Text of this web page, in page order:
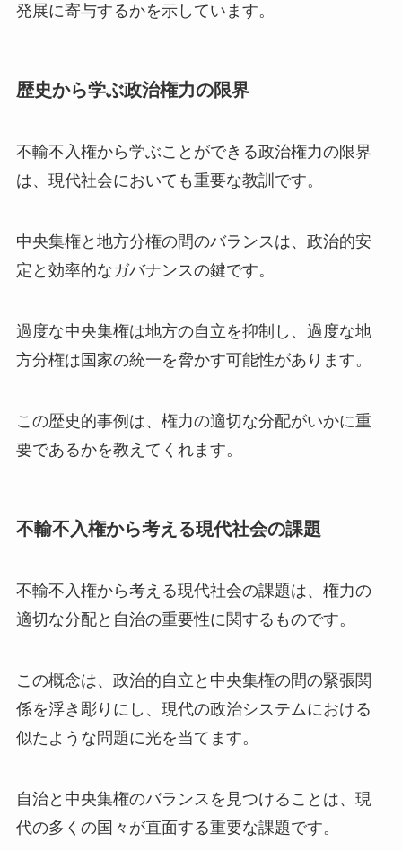
発展に寄与するかを示しています。
歴史から学ぶ政治権力の限界
不輸不入権から学ぶことができる政治権力の限界
は、現代社会においても重要な教訓です。
中央集権と地方分権の間のバランスは、政治的安
定と効率的なガバナンスの鍵です。
過度な中央集権は地方の自立を抑制し、過度な地
方分権は国家の統一を脅かす可能性があります。
この歴史的事例は、権力の適切な分配がいかに重
要であるかを教えてくれます。
不輸不入権から考える現代社会の課題
不輸不入権から考える現代社会の課題は、権力の
適切な分配と自治の重要性に関するものです。
この概念は、政治的自立と中央集権の間の緊張関
係を浮き彫りにし、現代の政治システムにおける
似たような問題に光を当てます。
自治と中央集権のバランスを見つけることは、現
代の多くの国々が直面する重要な課題です。